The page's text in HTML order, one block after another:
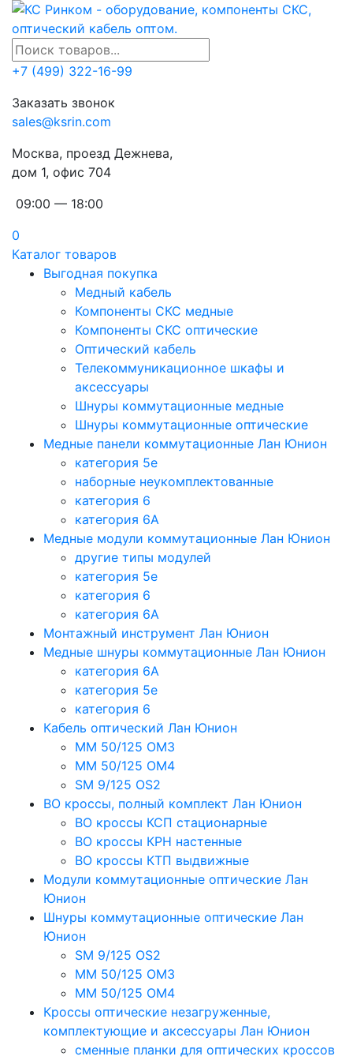
+7 (499) 322-16-99
Заказать звонок
sales@ksrin.com
Москва, проезд Дежнева,
дом 1, офис 704
09:00 — 18:00
0
Каталог товаров
Выгодная покупка
Медный кабель
Компоненты СКС медные
Компоненты СКС оптические
Оптический кабель
Телекоммуникационное шкафы и
аксессуары
Шнуры коммутационные медные
Шнуры коммутационные оптические
Медные панели коммутационные Лан Юнион
категория 5e
наборные неукомплектованные
категория 6
категория 6A
Медные модули коммутационные Лан Юнион
другие типы модулей
категория 5е
категория 6
категория 6A
Монтажный инструмент Лан Юнион
Медные шнуры коммутационные Лан Юнион
категория 6A
категория 5e
категория 6
Кабель оптический Лан Юнион
MM 50/125 OM3
MM 50/125 OM4
SM 9/125 OS2
ВО кроссы, полный комплект Лан Юнион
ВО кроссы КСП стационарные
ВО кроссы КРН настенные
ВО кроссы КТП выдвижные
Модули коммутационные оптические Лан
Юнион
Шнуры коммутационные оптические Лан
Юнион
SM 9/125 OS2
MM 50/125 OM3
MM 50/125 OM4
Кроссы оптические незагруженные,
комплектующие и аксессуары Лан Юнион
сменные планки для оптических кроссов